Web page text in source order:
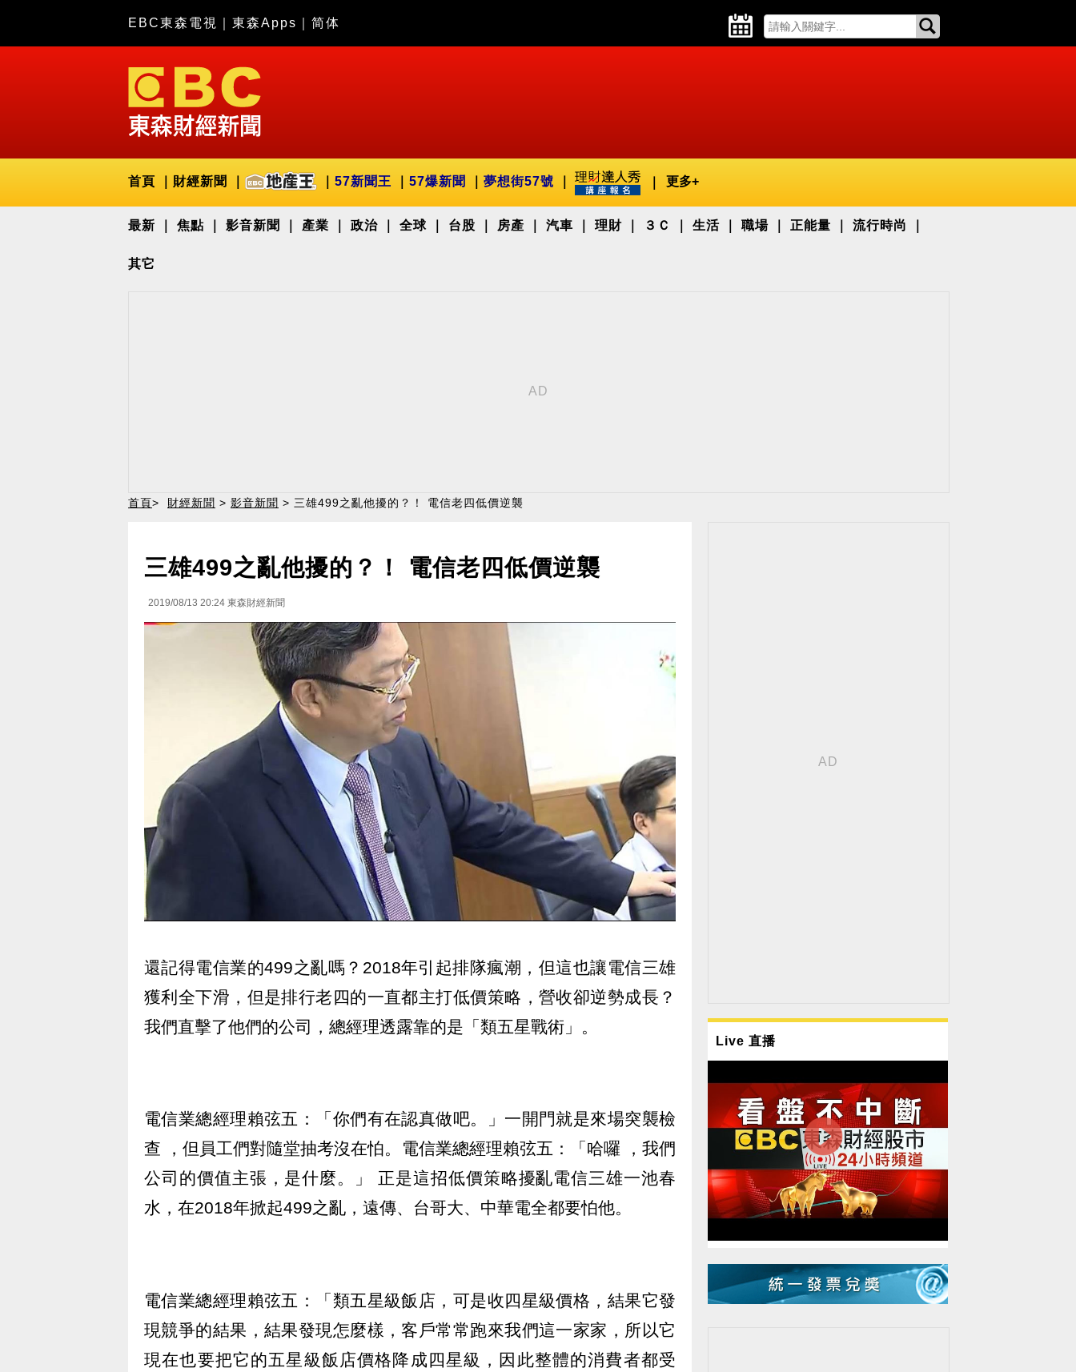
EBC東森電視 東森Apps 简体
首頁 財經新聞 57新聞王 57爆新聞 夢想街57號 更多+
最新 焦點 影音新聞 產業 政治 全球 台股 房產 汽車 理財 ３Ｃ 生活 職場 正能量 流行時尚
其它
首頁> 財經新聞 > 影音新聞 > 三雄499之亂他擾的？！ 電信老四低價逆襲
三雄499之亂他擾的？！ 電信老四低價逆襲
2019/08/13 20:24 東森財經新聞
還記得電信業的499之亂嗎？2018年引起排隊瘋潮，但這也讓電信三雄
獲利全下滑，但是排行老四的一直都主打低價策略，營收卻逆勢成長？
我們直擊了他們的公司，總經理透露靠的是「類五星戰術」。
電信業總經理賴弦五：「你們有在認真做吧。」一開門就是來場突襲檢
查 ，但員工們對隨堂抽考沒在怕。電信業總經理賴弦五：「哈囉 ，我們
公司的價值主張，是什麼。」 正是這招低價策略擾亂電信三雄一池春
水，在2018年掀起499之亂，遠傳、台哥大、中華電全都要怕他。
電信業總經理賴弦五：「類五星級飯店，可是收四星級價格，結果它發
現競爭的結果，結果發現怎麼樣，客戶常常跑來我們這一家家，所以它
現在也要把它的五星級飯店價格降成四星級，因此整體的消費者都受
Live 直播